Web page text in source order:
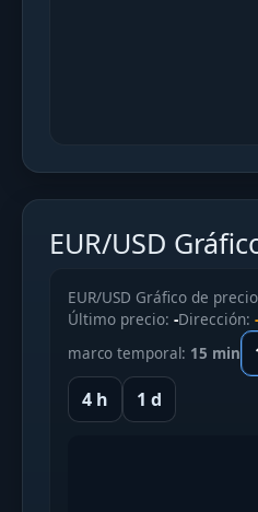
EUR/USD
EUR/USD Gráfico de
Último precio: -Dirección: -
marco temporal: 15 min
4 h
1 d